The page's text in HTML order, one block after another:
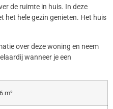
de ruimte in huis. In deze
het hele gezin genieten. Het huis
over deze woning en neem
wanneer je een
m²